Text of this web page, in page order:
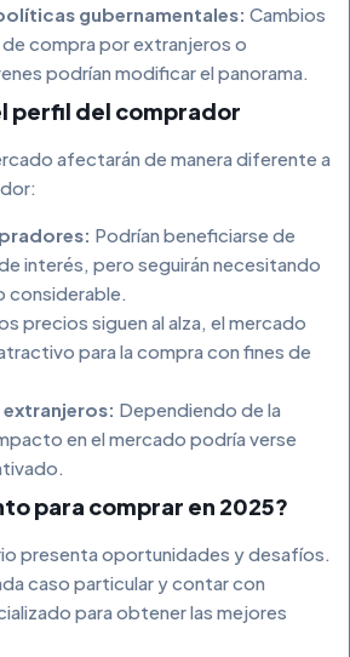
gubernamentales: Cambios
de compra por extranjeros o
podrían modificar el panorama.
perfil del comprador
afectarán de manera diferente a
Podrían beneficiarse de
interés, pero seguirán necesitando
considerable.
precios siguen al alza, el mercado
para la compra con fines de
Dependiendo de la
en el mercado podría verse
para comprar en 2025?
presenta oportunidades y desafíos.
caso particular y contar con
para obtener las mejores